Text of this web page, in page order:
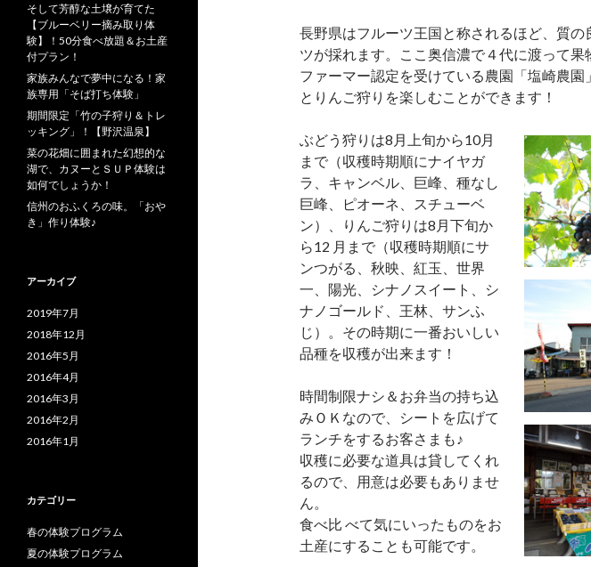
長野県はフルーツ王国と称されるほど、質の
ツが採れます。ここ奥信濃で４代に渡って果
ファーマー認定を受けている農園「塩崎農園
とりんご狩りを楽しむことができます！
ぶどう狩りは8月上旬から10月
まで（収穫時期順にナイヤガ
ラ、キャンベル、巨峰、種なし
巨峰、ピオーネ、スチューベ
ン）、りんご狩りは8月下旬か
ら12 月まで（収穫時期順にサ
ンつがる、秋映、紅玉、世界
一、陽光、シナノスイート、シ
ナノゴールド、王林、サンふ
じ）。その時期に一番おいしい
品種を収穫が出来ます！
時間制限ナシ＆お弁当の持ち込
みＯＫなので、シートを広げて
ランチをするお客さまも♪
収穫に必要な道具は貸してくれ
るので、用意は必要もありませ
ん。
食べ比 べて気にいったものをお
土産にすることも可能です。
そして芳醇な土壌が育てた
【ブルーベリー摘み取り体
験】！50分食べ放題＆お土産
付プラン！
家族みんなで夢中になる！家
族専用「そば打ち体験」
期間限定「竹の子狩り＆トレ
ッキング」！【野沢温泉】
菜の花畑に囲まれた幻想的な
湖で、カヌーとＳＵＰ体験は
如何でしょうか！
信州のおふくろの味。「おや
き」作り体験♪
アーカイブ
2019年7月
2018年12月
2016年5月
2016年4月
2016年3月
2016年2月
2016年1月
カテゴリー
春の体験プログラム
夏の体験プログラム